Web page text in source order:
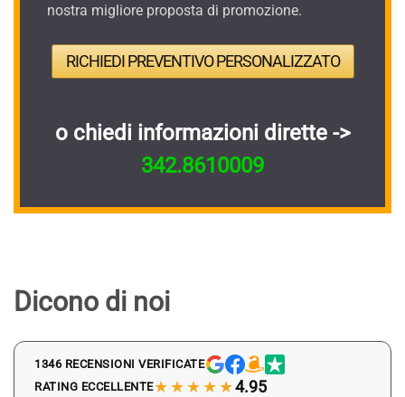
nostra migliore proposta di promozione.
RICHIEDI PREVENTIVO PERSONALIZZATO
o chiedi informazioni dirette ->
342.8610009
Dicono di noi
1346 RECENSIONI VERIFICATE
RATING ECCELLENTE★★★★★4.95